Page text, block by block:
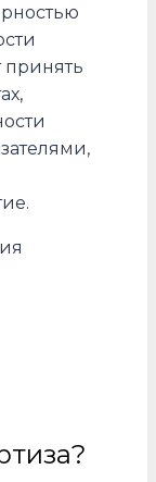
принять